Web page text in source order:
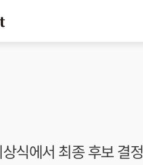
식에서 최종 후보 결정